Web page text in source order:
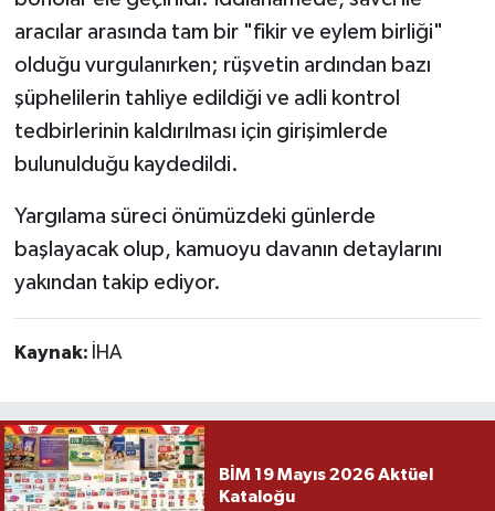
aracılar arasında tam bir "fikir ve eylem birliği"
olduğu vurgulanırken; rüşvetin ardından bazı
şüphelilerin tahliye edildiği ve adli kontrol
tedbirlerinin kaldırılması için girişimlerde
bulunulduğu kaydedildi.
Yargılama süreci önümüzdeki günlerde
başlayacak olup, kamuoyu davanın detaylarını
yakından takip ediyor.
Kaynak: İHA
BİM 19 Mayıs 2026 Aktüel
Kataloğu